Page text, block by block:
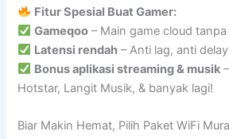
Fitur Spesial Buat Gamer:
Gameqoo – Main game cloud
Latensi rendah – Anti lag, anti
Bonus aplikasi streaming & musik
Hotstar, Langit Musik, & banyak lagi!
Biar Makin Hemat, Pilih Paket WiFi